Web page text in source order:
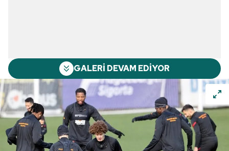
GALERİ DEVAM EDİYOR